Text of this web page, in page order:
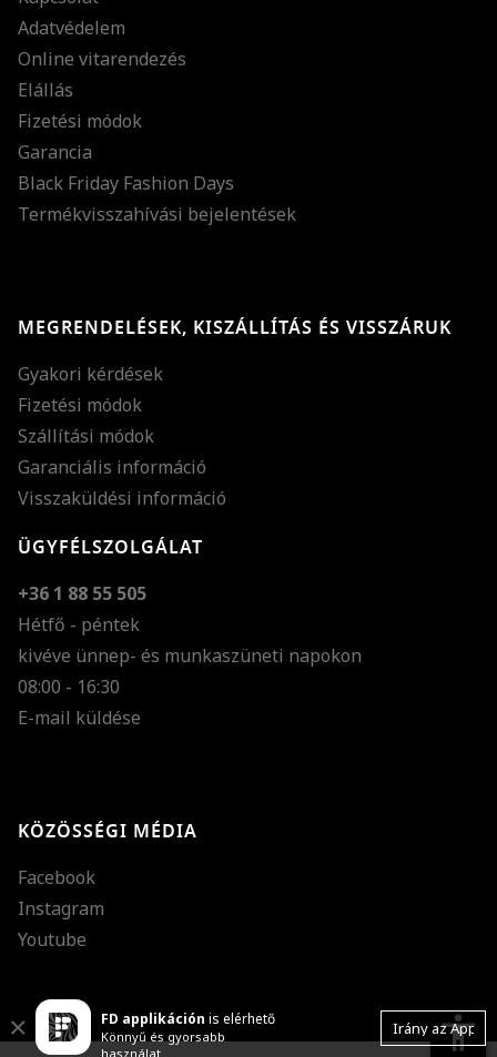
Adatvédelem
Online vitarendezés
Elállás
Fizetési módok
Garancia
Black Friday Fashion Days
Termékvisszahívási bejelentések
MEGRENDELÉSEK, KISZÁLLÍTÁS ÉS VISSZÁRUK
Gyakori kérdések
Fizetési módok
Szállítási módok
Garanciális információ
Visszaküldési információ
ÜGYFÉLSZOLGÁLAT
+36 1 88 55 505
Hétfő - péntek
kivéve ünnep- és munkaszüneti napokon
08:00 - 16:30
E-mail küldése
KÖZÖSSÉGI MÉDIA
Facebook
Instagram
Youtube
FD applikáción is elérhető
Könnyű és gyorsabb
használat
Irány az App
Close accessibility
Nagy kurzor